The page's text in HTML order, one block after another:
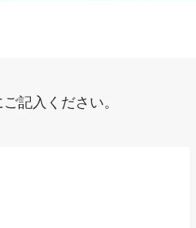
記入ください。